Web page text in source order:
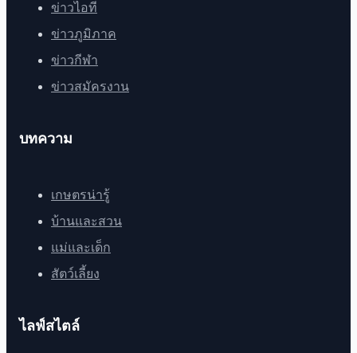
ข่าวไอที
ข่าวภูมิภาค
ข่าวกีฬา
ข่าวสมัครงาน
บทความ
เกษตรน่ารู้
บ้านและสวน
แม่และเด็ก
สัตว์เลี้ยง
ไลฟ์สไตล์